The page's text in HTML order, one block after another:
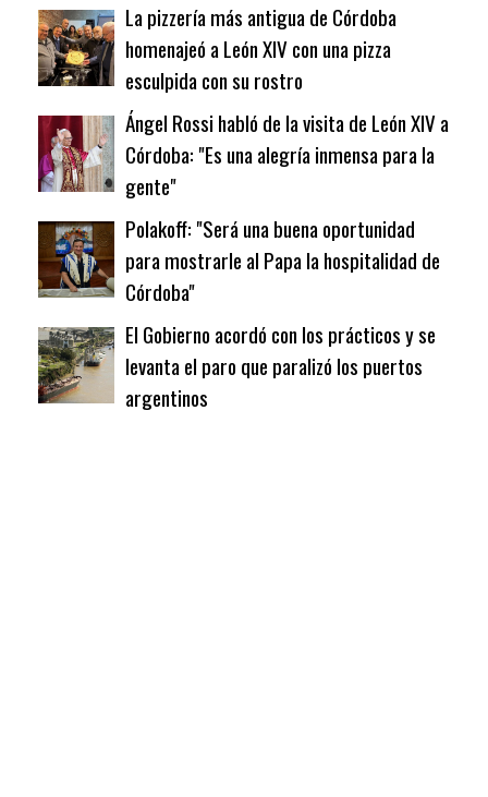
La pizzería más antigua de Córdoba
homenajeó a León XIV con una pizza
esculpida con su rostro
Ángel Rossi habló de la visita de León XIV a
Córdoba: "Es una alegría inmensa para la
gente"
Polakoff: "Será una buena oportunidad
para mostrarle al Papa la hospitalidad de
Córdoba"
El Gobierno acordó con los prácticos y se
levanta el paro que paralizó los puertos
argentinos